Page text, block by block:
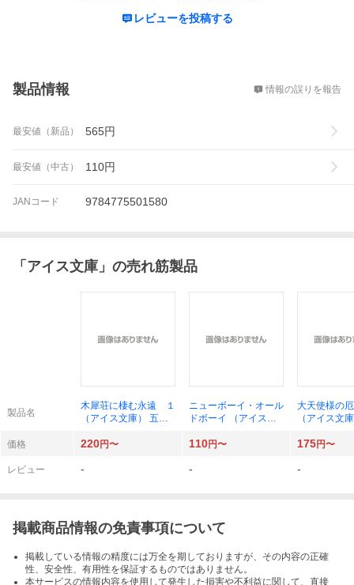
レビューを投稿する
製品情報 情報の誤りを報告
最安値（新品） 565円
最安値（中古） 110円
JANコード 9784775501580
「 アイス文庫 」の売れ筋製品
製品名
木犀荘に棲む永遠 １
（アイス文庫） 五百
ニューボーイ・オール
ドボーイ （アイス文
大天使様の
（アイス文
価格
220円〜 110円〜 175円〜
レビュー - - -
掲載商品情報の免責事項について
掲載している情報の精度には万全を期しておりますが、その内容の正確
性、安全性、有用性を保証するものではありません。
本サービスの情報内容を使用して発生した損害や不利益に関して、直接